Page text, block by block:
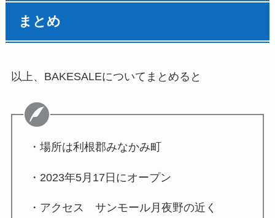
まとめ
以上、BAKESALEについてまとめると
・場所は利根郡みなかみ町
・2023年5月17日にオープン
・アクセス サンモール月夜野の近く